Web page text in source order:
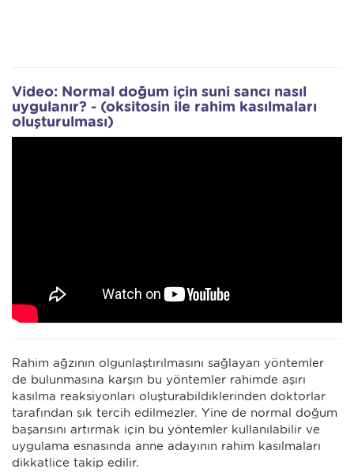
Video: Normal doğum için suni sancı nasıl
uygulanır? - (oksitosin ile rahim kasılmaları
oluşturulması)
Rahim ağzının olgunlaştırılmasını sağlayan yöntemler
de bulunmasına karşın bu yöntemler rahimde aşırı
kasılma reaksiyonları oluşturabildiklerinden doktorlar
tarafından sık tercih edilmezler. Yine de normal doğum
başarısını artırmak için bu yöntemler kullanılabilir ve
uygulama esnasında anne adayının rahim kasılmaları
dikkatlice takip edilir.